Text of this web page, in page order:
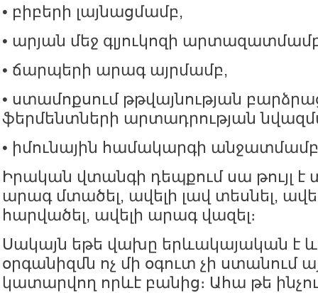
• բիբերի լայնացմամբ,
• արյան մեջ գլյուկոզի
• ճարպերի արագ այրմամբ,
• ստամոքսում թթվայնության
ֆերմենտների արտադրության
• իմունային համակարգի
Իրական վտանգի դեպքում սա թույլ է
արագ մտածել, ավելի լավ տեսնել,
հարվածել, ավելի արագ վազել։
Սակայն եթե վախը երևակայական է
օրգանիզմն ոչ մի օգուտ չի ստանում
կատարվող որևէ բանից։ Ահա թե